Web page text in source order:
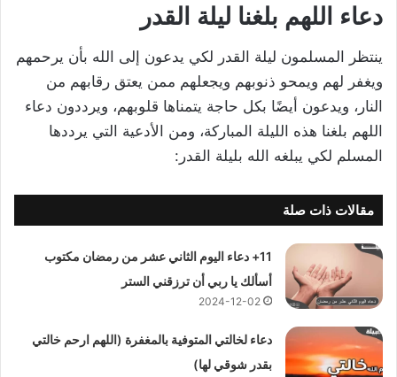
دعاء اللهم بلغنا ليلة القدر
ينتظر المسلمون ليلة القدر لكي يدعون إلى الله بأن يرحمهم
ويغفر لهم ويمحو ذنوبهم ويجعلهم ممن يعتق رقابهم من
النار، ويدعون أيضًا بكل حاجة يتمناها قلوبهم، ويرددون دعاء
اللهم بلغنا هذه الليلة المباركة، ومن الأدعية التي يرددها
المسلم لكي يبلغه الله بليلة القدر:
مقالات ذات صلة
11+ دعاء اليوم الثاني عشر من رمضان مكتوب
أسألك يا ربي أن ترزقني الستر
2024-12-02
دعاء لخالتي المتوفية بالمغفرة (اللهم ارحم خالتي
بقدر شوقي لها)